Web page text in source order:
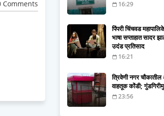
Comments 16:29
पिंपरी चिंचवड
भाषा सप्ताहात सादर
उदंड प्रतिसाद
16:21
त्रिवेणी नगर
वाहतूक कोंडी;
23:56